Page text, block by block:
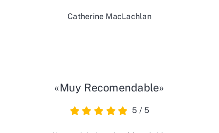
Catherine MacLachlan
«Muy Recomendable»
5 / 5